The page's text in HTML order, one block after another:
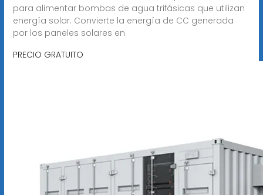
para alimentar bombas de agua trifásicas que utilizan
energía solar. Convierte la energía de CC generada
por los paneles solares en
PRECIO GRATUITO